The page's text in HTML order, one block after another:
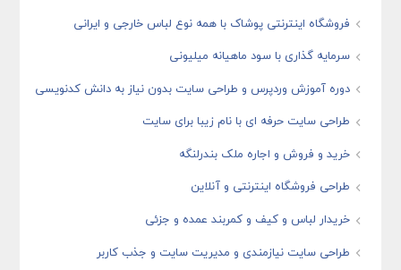
فروشگاه اینترنتی پوشاک با همه نوع لباس خارجی و ایرانی
سرمایه گذاری با سود ماهیانه میلیونی
دوره آموزش وردپرس و طراحی سایت بدون نیاز به دانش کدنویسی
طراحی سایت حرفه ای با نام زیبا برای سایت
خرید و فروش و اجاره ملک بندرلنگه
طراحی فروشگاه اینترنتی و آنلاین
خریدار لباس و کیف و کمربند عمده و جزئی
طراحی سایت نیازمندی و مدیریت سایت و جذب کاربر